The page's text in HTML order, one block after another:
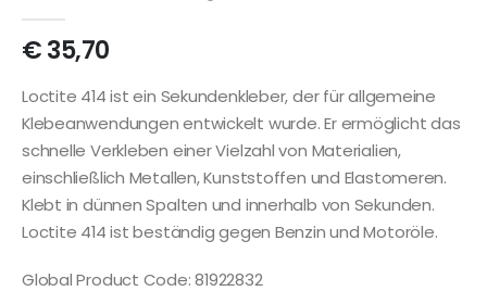
€35,70
Loctite 414 ist ein Sekundenkleber, der für allgemeine
Klebeanwendungen entwickelt wurde. Er ermöglicht das
schnelle Verkleben einer Vielzahl von Materialien,
einschließlich Metallen, Kunststoffen und Elastomeren.
Klebt in dünnen Spalten und innerhalb von Sekunden.
Loctite 414 ist beständig gegen Benzin und Motoröle.
Global Product Code: 81922832